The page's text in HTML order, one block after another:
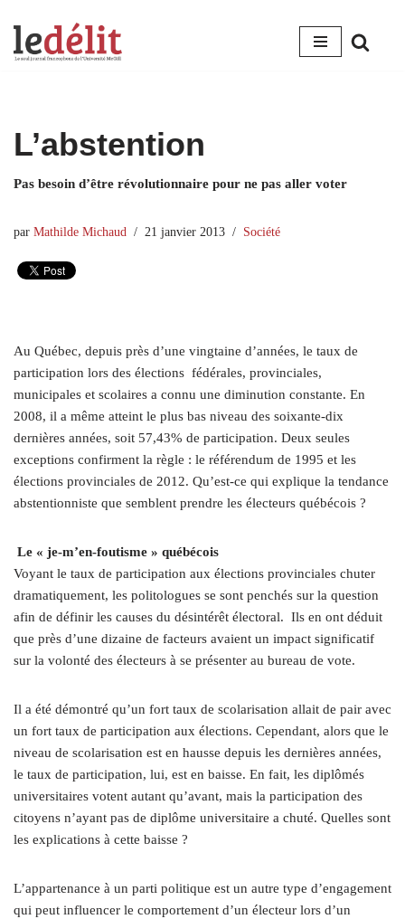
Aller
L’abstention
Pas besoin d’être révolutionnaire pour ne pas aller voter
par Mathilde Michaud 21 janvier 2013 Société
Au Québec, depuis près d’une vingtaine d’années, le taux de
participation lors des élections fédérales, provinciales,
municipales et scolaires a connu une diminution constante. En
2008, il a même atteint le plus bas niveau des soixante-dix
dernières années, soit 57,43% de participation. Deux seules
exceptions confirment la règle : le référendum de 1995 et les
élections provinciales de 2012. Qu’est-ce qui explique la tendance
abstentionniste que semblent prendre les électeurs québécois ?
Le « je‑m’en-foutisme » québécois
Voyant le taux de participation aux élections provinciales chuter
dramatiquement, les politologues se sont penchés sur la question
afin de définir les causes du désintérêt électoral. Ils en ont déduit
que près d’une dizaine de facteurs avaient un impact significatif
sur la volonté des électeurs à se présenter au bureau de vote.
Il a été démontré qu’un fort taux de scolarisation allait de pair avec
un fort taux de participation aux élections. Cependant, alors que le
niveau de scolarisation est en hausse depuis les dernières années,
le taux de participation, lui, est en baisse. En fait, les diplômés
universitaires votent autant qu’avant, mais la participation des
citoyens n’ayant pas de diplôme universitaire a chuté. Quelles sont
les explications à cette baisse ?
L’appartenance à un parti politique est un autre type d’engagement
qui peut influencer le comportement d’un électeur lors d’un